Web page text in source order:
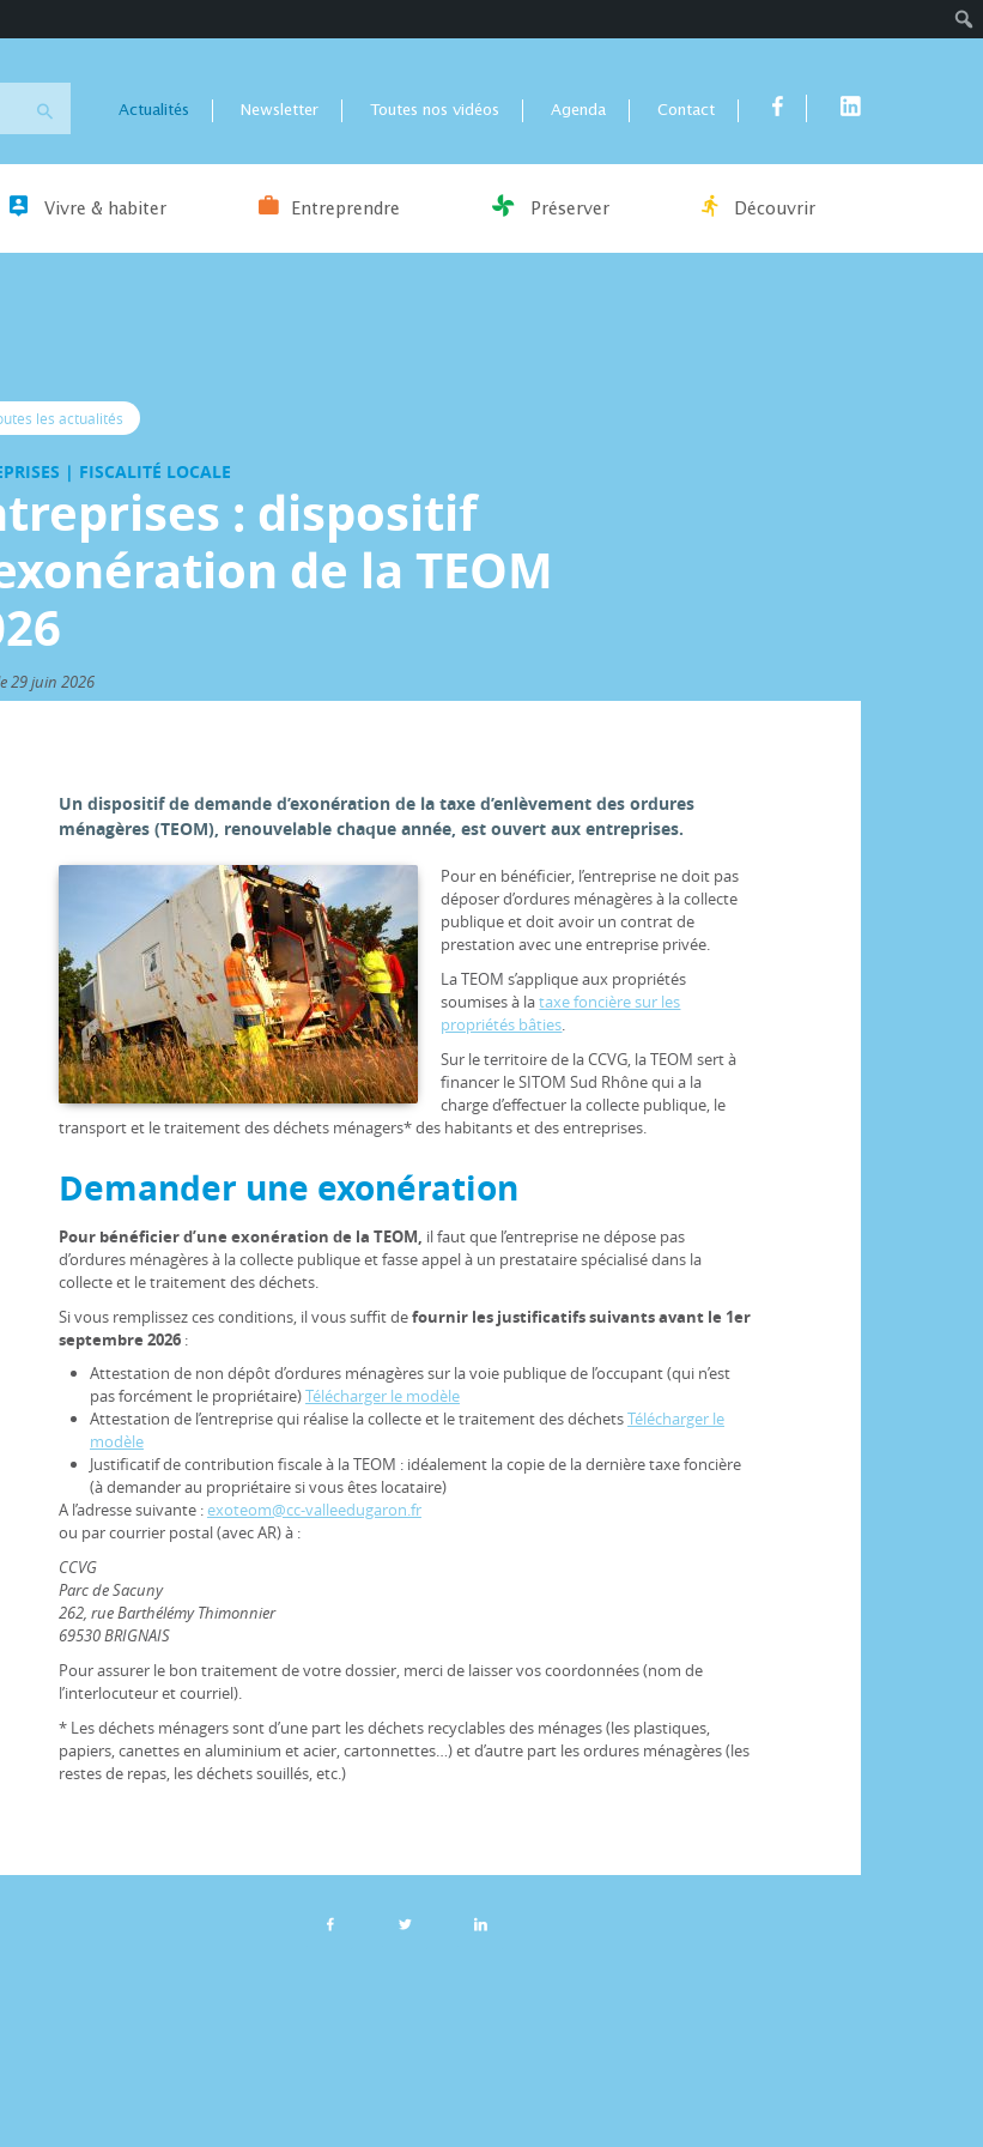
Actualités Newsletter Toutes nos vidéos Agenda Contact
Vivre & habiter Entreprendre Préserver Découvrir
les actualités
| FISCALITÉ LOCALE
: dispositif
de la TEOM
29 juin 2026
Un dispositif de demande d’exonération de la taxe d’enlèvement des ordures
ménagères (TEOM), renouvelable chaque année, est ouvert aux entreprises.
Pour en bénéficier, l’entreprise ne doit pas
déposer d’ordures ménagères à la collecte
publique et doit avoir un contrat de
prestation avec une entreprise privée.
La TEOM s’applique aux propriétés
soumises à lataxe foncière sur les
propriétés bâties.
Sur le territoire de la CCVG, la TEOM sert à
financer le SITOM Sud Rhône qui a la
charge d’effectuer la collecte publique, le
transport et le traitement des déchets ménagers* des habitants et des entreprises.
Demander une exonération
Pour bénéficier d’une exonération de la TEOM, il faut que l’entreprise ne dépose pas
d’ordures ménagères à la collecte publique et fasse appel à un prestataire spécialisé dans la
collecte et le traitement des déchets.
Si vous remplissez ces conditions, il vous suffit defournir les justificatifs suivants avant le 1er
septembre 2026:
Attestation de non dépôt d’ordures ménagères sur la voie publique de l’occupant (qui n’est
pas forcément le propriétaire)Télécharger le modèle
Attestation de l’entreprise qui réalise la collecte et le traitement des déchetsTélécharger le
modèle
Justificatif de contribution fiscale à la TEOM : idéalement la copie de la dernière taxe foncière
(à demander au propriétaire si vous êtes locataire)
A l’adresse suivante :exoteom@cc-valleedugaron.fr
ou par courrier postal (avec AR) à :
CCVG
Parc de Sacuny
262, rue Barthélémy Thimonnier
69530 BRIGNAIS
Pour assurer le bon traitement de votre dossier, merci de laisser vos coordonnées (nom de
l’interlocuteur et courriel).
* Les déchets ménagers sont d’une part les déchets recyclables des ménages (les plastiques,
papiers, canettes en aluminium et acier, cartonnettes…) et d’autre part les ordures ménagères (les
restes de repas, les déchets souillés, etc.)